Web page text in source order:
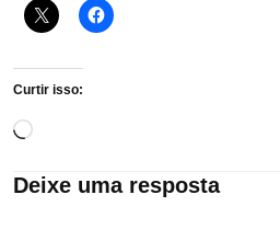
Curtir isso:
Carregando...
Deixe uma resposta